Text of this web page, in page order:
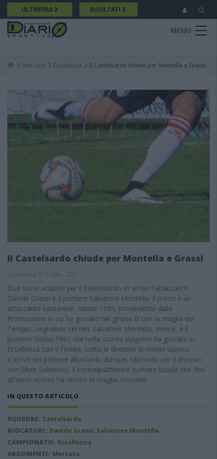
Salta
al
contenuto
principale
ULTIMORA RISULTATI
MENU
Breadcrumb
Mercato Eccellenza Il Castelsardo chiude per Montella e Grassi
Il Castelsardo chiude per Montella e Grassi
Domenica, 31 Luglio, 2011
Due nuovi acquisti per il Castelsardo: in arrivo l'attaccante
Davide Grassi e il portiere Salvatore Montella. Il primo è un
attaccante sassarese, classe 1985, proveniente dalla
Promozione in cui ha giocato nel girone B con la maglia del
Tempio, segnando sei reti. Salvatore Montella, invece, è il
portiere classe 1982 che nella scorsa stagione ha giocato in
Eccellenza con il Fertilia, sotto le direttive di mister Giorico.
L'arrivo del portiere allontana, dunque, l'accordo per il rinnovo
con Silvio Solimeno, il trentaquattrenne portiere laziale che fino
all'anno scorso ha vestito la maglia rossoblù.
IN QUESTO ARTICOLO
SQUADRE: Castelsardo
GIOCATORI: Davide Grassi, Salvatore Montella
CAMPIONATO: Eccellenza
ARGOMENTI: Mercato